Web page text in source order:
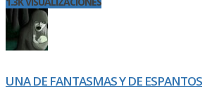
UNA DE FANTASMAS Y DE ESPANTOS